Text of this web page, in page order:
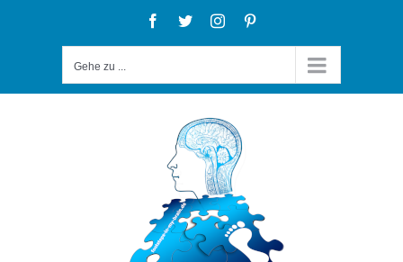
Facebook
TwitterInstagram
Gehe zu ...